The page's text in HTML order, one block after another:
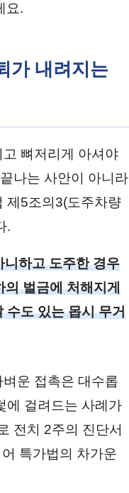
요.
가 내려지는
뼈저리게 아셔야
나는 사안이 아니라
제5조의3(도주차량
.
하고 도주한 경우
의 벌금에 처해지게
수도 있는 몹시 무거
운 접촉은 대수롭
에 걸려드는 사례가
전치 2주의 진단서
특가법의 차가운